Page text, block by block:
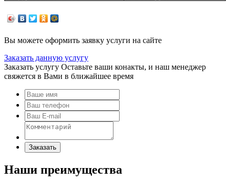
Вы можете оформить заявку услуги на сайте
Заказать данную услугу
Заказать услугу Оставьте ваши конакты, и наш менеджер
свяжется в Вами в ближайшее время
Заказать
Наши преимущества